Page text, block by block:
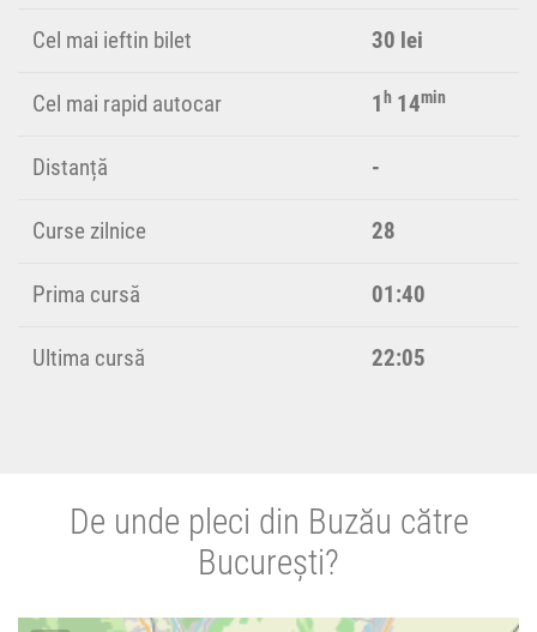
Cel mai ieftin bilet 30 lei
Cel mai rapid autocar 1 h 14min
Distanță -
Curse zilnice 28
Prima cursă 01:40
Ultima cursă 22:05
De unde pleci din Buzău către
București?